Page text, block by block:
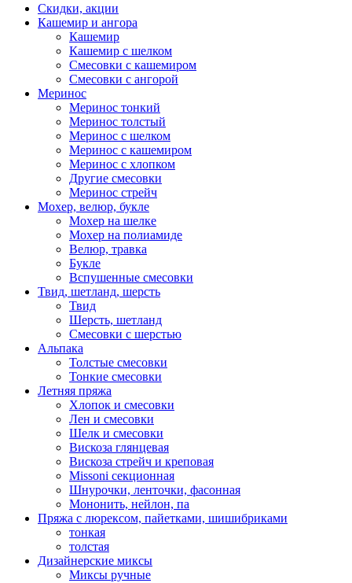
Скидки, акции
Кашемир и ангора
Кашемир
Кашемир с шелком
Смесовки с кашемиром
Смесовки с ангорой
Меринос
Меринос тонкий
Меринос толстый
Меринос с шелком
Меринос с кашемиром
Меринос с хлопком
Другие смесовки
Меринос стрейч
Мохер, велюр, букле
Мохер на шелке
Мохер на полиамиде
Велюр, травка
Букле
Вспушенные смесовки
Твид, шетланд, шерсть
Твид
Шерсть, шетланд
Смесовки с шерстью
Альпака
Толстые смесовки
Тонкие смесовки
Летняя пряжа
Хлопок и смесовки
Лен и смесовки
Шелк и смесовки
Вискоза глянцевая
Вискоза стрейч и креповая
Missoni секционная
Шнурочки, ленточки, фасонная
Мононить, нейлон, па
Пряжа с люрексом, пайетками, шишибриками
тонкая
толстая
Дизайнерские миксы
Миксы ручные